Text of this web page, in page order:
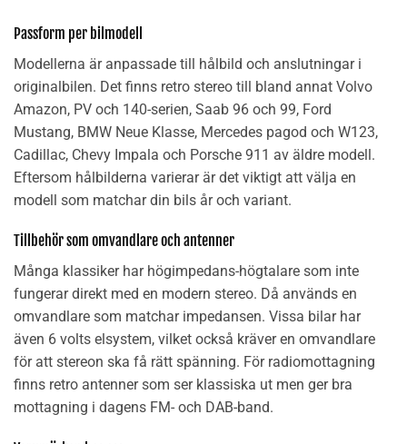
Passform per bilmodell
Modellerna är anpassade till hålbild och anslutningar i
originalbilen. Det finns retro stereo till bland annat Volvo
Amazon, PV och 140-serien, Saab 96 och 99, Ford
Mustang, BMW Neue Klasse, Mercedes pagod och W123,
Cadillac, Chevy Impala och Porsche 911 av äldre modell.
Eftersom hålbilderna varierar är det viktigt att välja en
modell som matchar din bils år och variant.
Tillbehör som omvandlare och antenner
Många klassiker har högimpedans-högtalare som inte
fungerar direkt med en modern stereo. Då används en
omvandlare som matchar impedansen. Vissa bilar har
även 6 volts elsystem, vilket också kräver en omvandlare
för att stereon ska få rätt spänning. För radiomottagning
finns retro antenner som ser klassiska ut men ger bra
mottagning i dagens FM- och DAB-band.